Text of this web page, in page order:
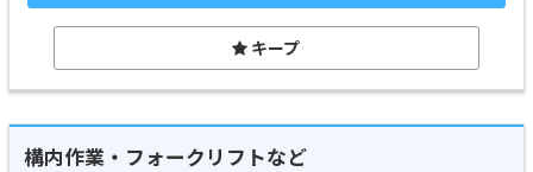
キープ
構内作業・フォークリフトなど